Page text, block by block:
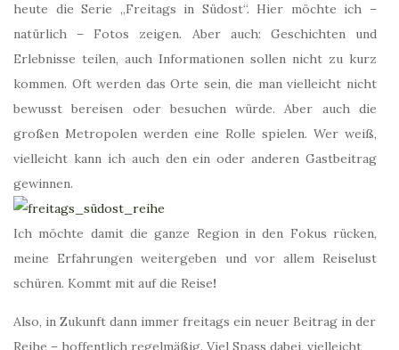
heute die Serie „Freitags in Südost“. Hier möchte ich –
natürlich – Fotos zeigen. Aber auch: Geschichten und
Erlebnisse teilen, auch Informationen sollen nicht zu kurz
kommen. Oft werden das Orte sein, die man vielleicht nicht
bewusst bereisen oder besuchen würde. Aber auch die
großen Metropolen werden eine Rolle spielen. Wer weiß,
vielleicht kann ich auch den ein oder anderen Gastbeitrag
gewinnen.
Ich möchte damit die ganze Region in den Fokus rücken,
meine Erfahrungen weitergeben und vor allem Reiselust
schüren. Kommt mit auf die Reise!
Also, in Zukunft dann immer freitags ein neuer Beitrag in der
Reihe – hoffentlich regelmäßig. Viel Spass dabei, vielleicht